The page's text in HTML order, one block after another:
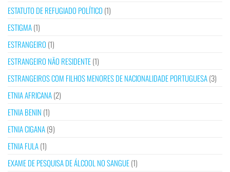
ESTATUTO DE REFUGIADO POLÍTICO (1)
ESTIGMA(1)
ESTRANGEIRO (1)
ESTRANGEIRO NÃO RESIDENTE(1)
ESTRANGEIROS COM FILHOS MENORES DE NACIONALIDADE PORTUGUESA(3)
ETNIA AFRICANA(2)
ETNIA BENIN (1)
ETNIA CIGANA(9)
ETNIA FULA(1)
EXAME DE PESQUISA DE ÁLCOOL NO SANGUE(1)